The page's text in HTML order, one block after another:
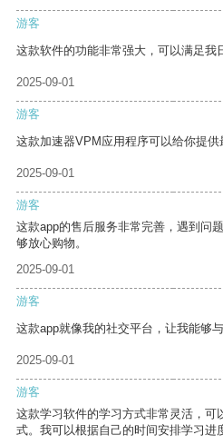
游客
这款软件的功能非常强大，可以满足我
2025-09-01
游客
这款加速器VPM应用程序可以给你提供
2025-09-01
游客
这款app的售后服务非常完善，遇到问
够放心购物。
2025-09-01
游客
这款app就像我的社交平台，让我能够
2025-09-01
游客
这款学习软件的学习方式非常灵活，可
式。我可以根据自己的时间安排学习进